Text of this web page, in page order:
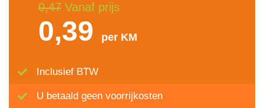
0,47Vanaf prijs
0,39 per KM
Inclusief BTW
U betaald geen voorrijkosten